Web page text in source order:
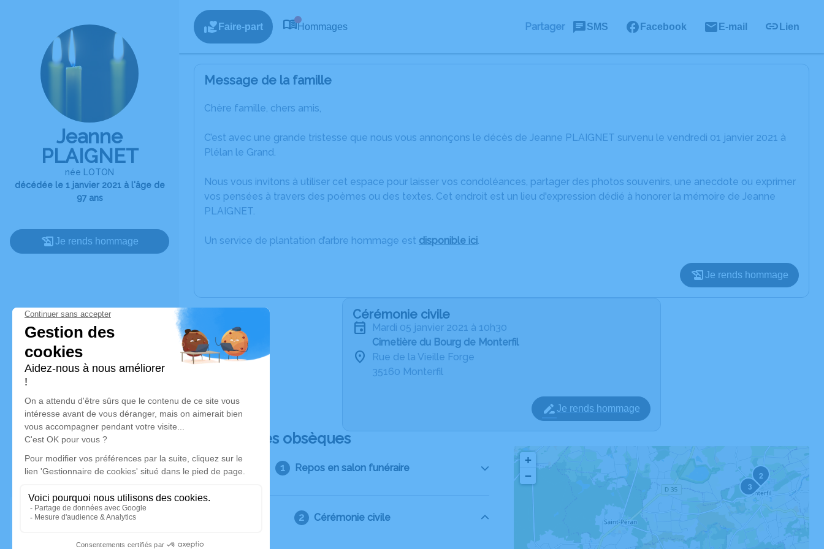
Jeanne
PLAIGNET
née LOTON
décédée le 1 janvier 2021 à l'âge de
97 ans
Je rends hommage
Faire-part Hommages Partager SMS Facebook E-mail Lien
Message de la famille
Chère famille, chers amis,
C’est avec une grande tristesse que nous vous annonçons le décès de Jeanne PLAIGNET survenu le vendredi 01 janvier 2021 à
Plélan le Grand.
Nous vous invitons à utiliser cet espace pour laisser vos condoléances, partager des photos souvenirs, une anecdote ou exprimer
vos pensées à travers des poèmes ou des textes. Cet endroit est un lieu d'expression dédié à honorer la mémoire de Jeanne
PLAIGNET.
Un service de plantation d’arbre hommage est disponible ici.
Je rends hommage
Cérémonie civile
mardi 05 janvier 2021 à 10h30
Cimetière du Bourg de Monterfil
Rue de la Vieille Forge
35160 Monterfil
Je rends hommage
Déroulé des obsèques
Repos en salon funéraire
Cérémonie civile
2
3
+
−